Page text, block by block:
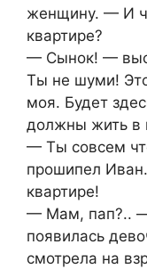
женщину. — И
квартире?
— Сынок! —
Ты не шуми!
моя. Будет
должны жить в
— Ты совсем
прошипел
квартире!
— Мам, пап?.. —
появилась
смотрела на